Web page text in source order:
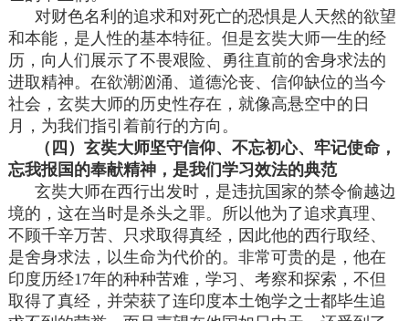
对财色名利的追求和对死亡的恐惧是人天然的欲望
和本能，是人性的基本特征。但是玄奘大师一生的经
历，向人们展示了不畏艰险、勇往直前的舍身求法的
进取精神。在欲潮汹涌、道德沦丧、信仰缺位的当今
社会，玄奘大师的历史性存在，就像高悬空中的日
月，为我们指引着前行的方向。
（四）玄奘大师坚守信仰、不忘初心、牢记使命，
忘我报国的奉献精神，是我们学习效法的典范
玄奘大师在西行出发时，是违抗国家的禁令偷越边
境的，这在当时是杀头之罪。所以他为了追求真理、
不顾千辛万苦、只求取得真经，因此他的西行取经、
是舍身求法，以生命为代价的。非常可贵的是，他在
印度历经17年的种种苦难，学习、考察和探索，不但
取得了真经，并荣获了连印度本土饱学之士都毕生追